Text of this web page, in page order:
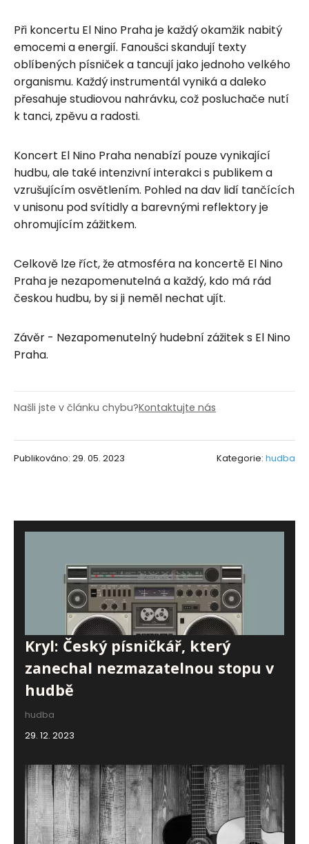
Při koncertu El Nino Praha je každý okamžik nabitý
emocemi a energií. Fanoušci skandují texty
oblíbených písniček a tancují jako jednoho velkého
organismu. Každý instrumentál vyniká a daleko
přesahuje studiovou nahrávku, což posluchače nutí
k tanci, zpěvu a radosti.
Koncert El Nino Praha nenabízí pouze vynikající
hudbu, ale také intenzivní interakci s publikem a
vzrušujícím osvětlením. Pohled na dav lidí tančících
v unisonu pod svítidly a barevnými reflektory je
ohromujícím zážitkem.
Celkově lze říct, že atmosféra na koncertě El Nino
Praha je nezapomenutelná a každý, kdo má rád
českou hudbu, by si ji neměl nechat ujít.
Závěr - Nezapomenutelný hudební zážitek s El Nino
Praha.
Našli jste v článku chybu?Kontaktujte nás
Publikováno: 29. 05. 2023 Kategorie: hudba
Kryl: Český písničkář, který
zanechal nezmazatelnou stopu v
hudbě
hudba
29. 12. 2023